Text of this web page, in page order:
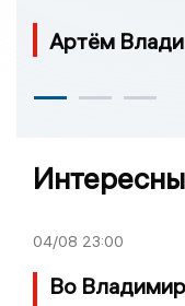
Артём
04/08 23:00
Во